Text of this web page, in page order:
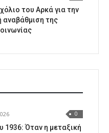
του Αρκά για την
αναβάθμιση της
0
1936: Όταν η μεταξική